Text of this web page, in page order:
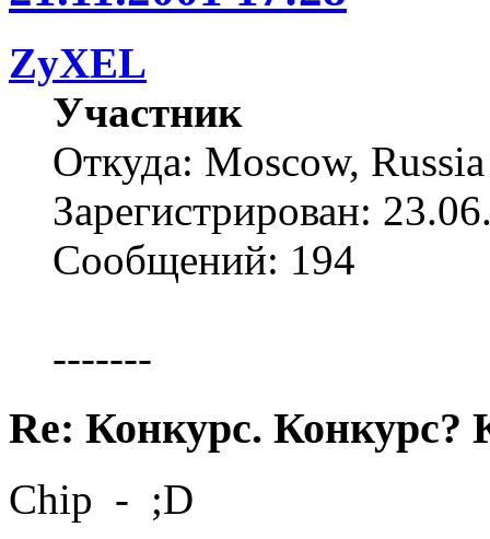
ZyXEL
Участник
Откуда: Moscow, Russia
Зарегистрирован:
Сообщений: 194
-------
Re: Конкурс. Конкурс?
Chip - ;D